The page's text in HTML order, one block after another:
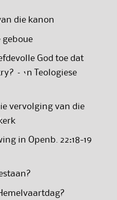
die kanon
geboue
God toe dat
– ‘n Teologiese
vervolging van die
in Openb. 22:18-19